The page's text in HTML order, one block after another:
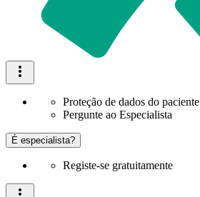
Proteção de dados do paciente
Pergunte ao Especialista
É especialista?
Registe-se gratuitamente